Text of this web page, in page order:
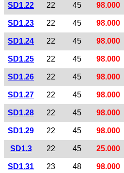
SD1.22 22 45 98.000
SD1.23 22 45 98.000
SD1.24 22 45 98.000
SD1.25 22 45 98.000
SD1.26 22 45 98.000
SD1.27 22 45 98.000
SD1.28 22 45 98.000
SD1.29 22 45 98.000
SD1.3 22 45 25.000
SD1.31 23 48 98.000